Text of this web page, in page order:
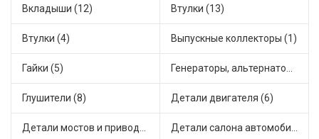
Вкладыши (12) Втулки (13)
Втулки (4) Выпускные коллекторы (1)
Гайки (5) Генераторы, альтернаторы и комплектующие (7)
Глушители (8) Детали двигателя (6)
Детали мостов и привода трансмиссии (13) Детали салона автомобиля (16)